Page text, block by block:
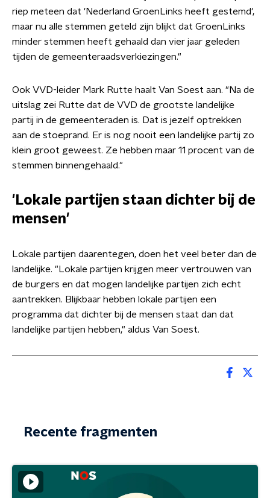
riep meteen dat 'Nederland GroenLinks heeft gestemd',
maar nu alle stemmen geteld zijn blijkt dat GroenLinks
minder stemmen heeft gehaald dan vier jaar geleden
tijden de gemeenteraadsverkiezingen."
Ook VVD-leider Mark Rutte haalt Van Soest aan. "Na de
uitslag zei Rutte dat de VVD de grootste landelijke
partij in de gemeenteraden is. Dat is jezelf optrekken
aan de stoeprand. Er is nog nooit een landelijke partij zo
klein groot geweest. Ze hebben maar 11 procent van de
stemmen binnengehaald."
'Lokale partijen staan dichter bij de
mensen'
Lokale partijen daarentegen, doen het veel beter dan de
landelijke. "Lokale partijen krijgen meer vertrouwen van
de burgers en dat mogen landelijke partijen zich echt
aantrekken. Blijkbaar hebben lokale partijen een
programma dat dichter bij de mensen staat dan dat
landelijke partijen hebben," aldus Van Soest.
Recente fragmenten